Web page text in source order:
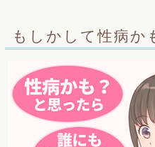
もしかして性病か